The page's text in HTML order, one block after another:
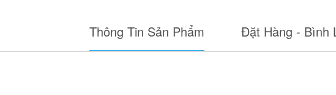
Thông Tin Sản Phẩm Đặt Hàng - Bình